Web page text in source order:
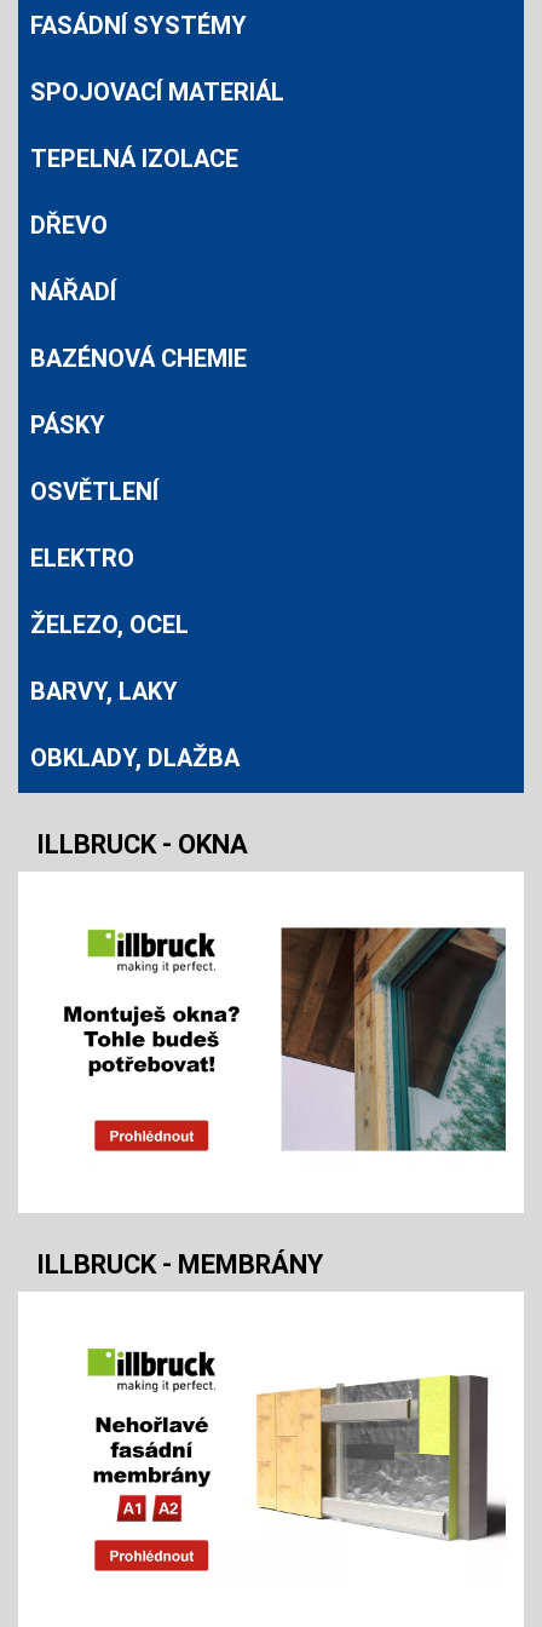
FASÁDNÍ SYSTÉMY
SPOJOVACÍ MATERIÁL
TEPELNÁ IZOLACE
DŘEVO
NÁŘADÍ
BAZÉNOVÁ CHEMIE
PÁSKY
OSVĚTLENÍ
ELEKTRO
ŽELEZO, OCEL
BARVY, LAKY
OBKLADY, DLAŽBA
ILLBRUCK - OKNA
ILLBRUCK - MEMBRÁNY